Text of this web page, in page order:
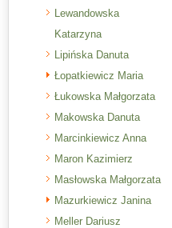
Lewandowska
Katarzyna
Lipińska Danuta
Łopatkiewicz Maria
Łukowska Małgorzata
Makowska Danuta
Marcinkiewicz Anna
Maron Kazimierz
Masłowska Małgorzata
Mazurkiewicz Janina
Meller Dariusz